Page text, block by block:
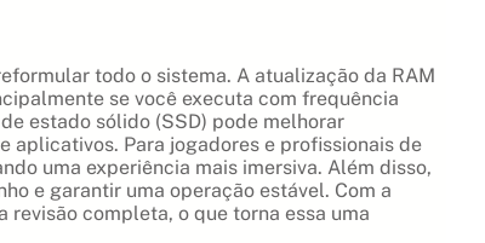
todo o sistema. A atualização da RAM
se você executa com frequência
estado sólido (SSD) pode melhorar
aplicativos. Para jogadores e profissionais de
uma experiência mais imersiva. Além disso,
e garantir uma operação estável. Com a
completa, o que torna essa uma